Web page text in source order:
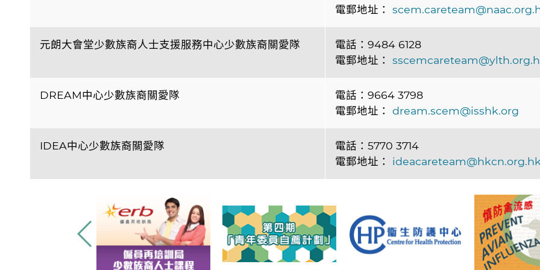
電郵地址：
元朗大會堂少數族裔人士支援服務中心少數族裔關愛隊
電話：9484 6128
電郵地址：
DREAM中心少數族裔關愛隊
電話：9664 3798
電郵地址： dream.scem@isshk.org
IDEA中心少數族裔關愛隊
電話：5770 3714
電郵地址：